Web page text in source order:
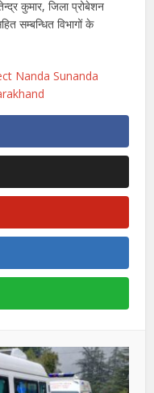
कुमार, जिला प्रोबेशन
सम्बन्धित विभागों के
Nanda Sunanda